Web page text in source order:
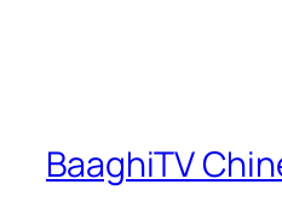
BaaghiTV